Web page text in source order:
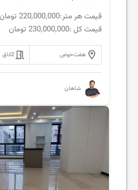
قیمت هر متر:220,000,000 تومان
قیمت کل :230,000,000 تومان
هفت‌حوض 2اتاق
شاهان